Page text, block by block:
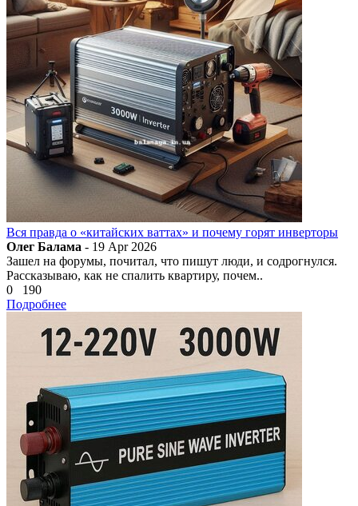
Вся правда о «китайских ваттах» и почему горят инверторы
Олег Балама - 19 Apr 2026
Зашел на форумы, почитал, что пишут люди, и содрогнулся.
Рассказываю, как не спалить квартиру, почем..
0 190
Подробнее